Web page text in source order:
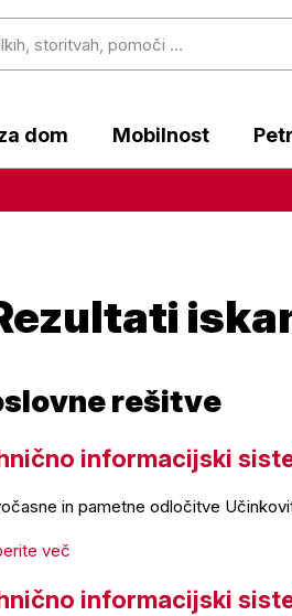
dom Mobilnost
rešitve
informacijski
in pametne odločitve
več
informacijski